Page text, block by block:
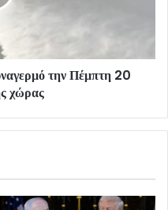
την Πέμπτη 20
χώρας